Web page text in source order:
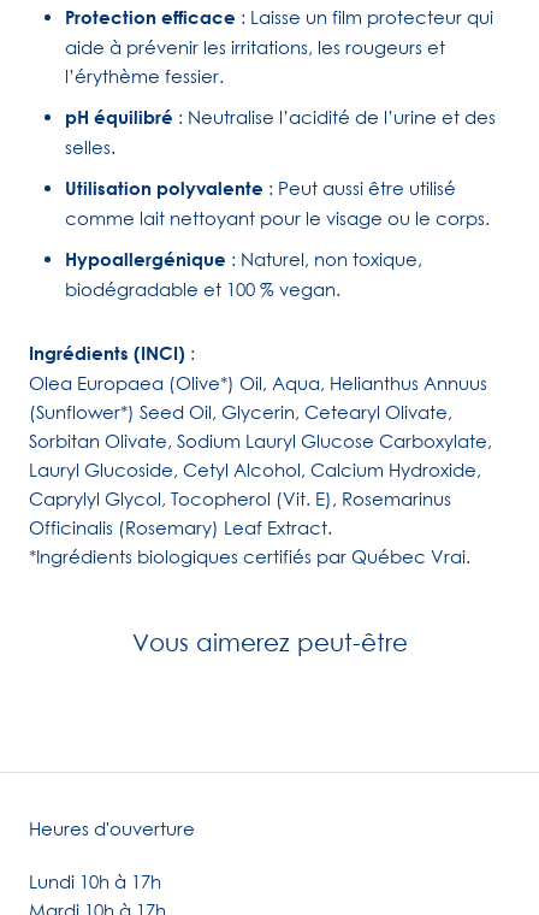
Protection efficace : Laisse un film protecteur qui
aide à prévenir les irritations, les rougeurs et
l’érythème fessier.
pH équilibré : Neutralise l’acidité de l’urine et des
selles.
Utilisation polyvalente : Peut aussi être utilisé
comme lait nettoyant pour le visage ou le corps.
Hypoallergénique : Naturel, non toxique,
biodégradable et 100 % vegan.
Ingrédients (INCI) :
Olea Europaea (Olive*) Oil, Aqua, Helianthus Annuus
(Sunflower*) Seed Oil, Glycerin, Cetearyl Olivate,
Sorbitan Olivate, Sodium Lauryl Glucose Carboxylate,
Lauryl Glucoside, Cetyl Alcohol, Calcium Hydroxide,
Caprylyl Glycol, Tocopherol (Vit. E), Rosemarinus
Officinalis (Rosemary) Leaf Extract.
*Ingrédients biologiques certifiés par Québec Vrai.
Vous aimerez peut-être
Heures d'ouverture
Lundi 10h à 17h
Mardi 10h à 17h